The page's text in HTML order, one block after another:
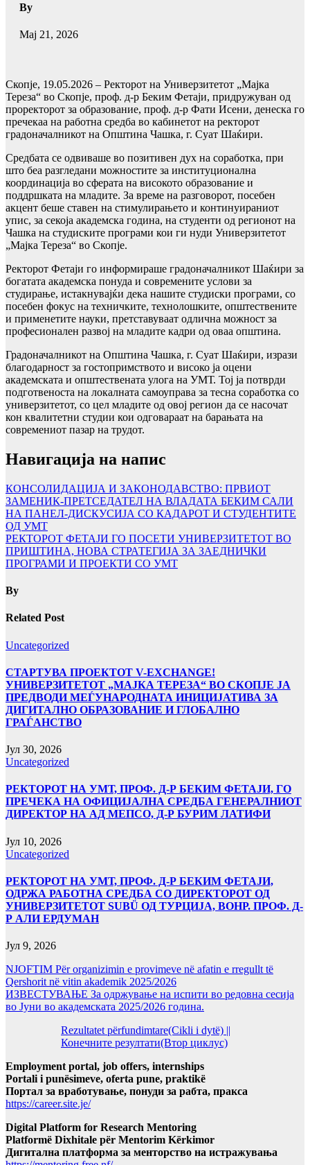
By
Мај 21, 2026
Скопје, 19.05.2026 – Ректорот на Универзитетот „Мајка
Тереза“ во Скопје, проф. д-р Беким Фетаји, придружуван од
проректорот за образование, проф. д-р Фати Исени, денеска го
пречекаа на работна средба во кабинетот на ректорот
градоначалникот на Општина Чашка, г. Суат Шаќири.
Средбата се одвиваше во позитивен дух на соработка, при
што беа разгледани можностите за институционална
координација во сферата на високото образование и
поддршката на младите. За време на разговорот, посебен
акцент беше ставен на стимулирањето и континуираниот
упис, за секоја академска година, на студенти од регионот на
Чашка на студиските програми кои ги нуди Универзитетот
„Мајка Тереза“ во Скопје.
Ректорот Фетаји го информираше градоначалникот Шаќири за
богатата академска понуда и современите услови за
студирање, истакнувајќи дека нашите студиски програми, со
посебен фокус на техничките, технолошките, општествените
и применетите науки, претставуваат одлична можност за
професионален развој на младите кадри од оваа општина.
Градоначалникот на Општина Чашка, г. Суат Шаќири, изрази
благодарност за гостопримството и високо ја оцени
академската и општествената улога на УМТ. Тој ја потврди
подготвеноста на локалната самоуправа за тесна соработка со
универзитетот, со цел младите од овој регион да се насочат
кон квалитетни студии кои одговараат на барањата на
современиот пазар на трудот.
Навигација на напис
КОНСОЛИДАЦИЈА И ЗАКОНОДАВСТВО: ПРВИОТ
ЗАМЕНИК-ПРЕТСЕДАТЕЛ НА ВЛАДАТА БЕКИМ САЛИ
НА ПАНЕЛ-ДИСКУСИЈА СО КАДАРОТ И СТУДЕНТИТЕ
ОД УМТ
РЕКТОРОТ ФЕТАЈИ ГО ПОСЕТИ УНИВЕРЗИТЕТОТ ВО
ПРИШТИНА, НОВА СТРАТЕГИЈА ЗА ЗАЕДНИЧКИ
ПРОГРАМИ И ПРОЕКТИ СО УMТ
By
Related Post
Uncategorized
СТАРТУВА ПРОЕКТОТ V-EXCHANGE!
УНИВЕРЗИТЕТОТ „МАЈКА ТЕРЕЗА“ ВО СКОПЈЕ ЈА
ПРЕДВОДИ МЕЃУНАРОДНАТА ИНИЦИЈАТИВА ЗА
ДИГИТАЛНО ОБРАЗОВАНИЕ И ГЛОБАЛНО
ГРАЃАНСТВО
Јул 30, 2026
Uncategorized
РЕКТОРОТ НА УМТ, ПРОФ. Д-Р БЕКИМ ФЕТАЈИ, ГО
ПРЕЧЕКА НА ОФИЦИЈАЛНА СРЕДБА ГЕНЕРАЛНИОТ
ДИРЕКТОР НА АД МЕПСО, Д-Р БУРИМ ЛАТИФИ
Јул 10, 2026
Uncategorized
РЕКТОРОТ НА УМТ, ПРОФ. Д-Р БЕКИМ ФЕТАЈИ,
ОДРЖА РАБОТНА СРЕДБА СО ДИРЕКТОРОТ ОД
УНИВЕРЗИТЕТОТ SUBÜ ОД ТУРЦИЈА, ВОНР. ПРОФ. Д-
Р АЛИ ЕРДУМАН
Јул 9, 2026
NJOFTIM Për organizimin e provimeve në afatin e rregullt të
Qershorit në vitin akademik 2025/2026
ИЗВЕСТУВАЊЕ За одржување на испити во редовна сесија
во Јуни во академската 2025/2026 година.
Rezultatet përfundimtare(Cikli i dytë) ||
Конечните резултати(Втор циклус)
Employment portal, job offers, internships
Portali i punësimeve, oferta pune, praktikë
Портал за вработување, понуди за рабта, пракса
https://career.site.je/
Digital Platform for Research Mentoring
Platformë Dixhitale për Mentorim Kërkimor
Дигитална платформа за менторство на истражувања